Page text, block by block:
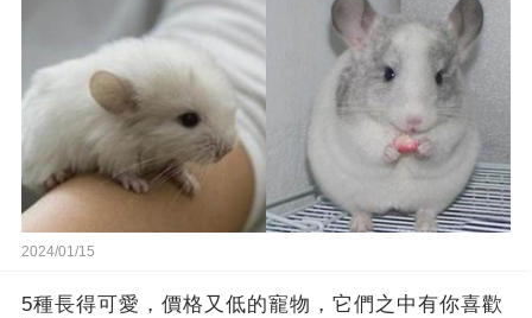
2024/01/15
5種長得可愛，價格又低的寵物，它們之中有你喜歡